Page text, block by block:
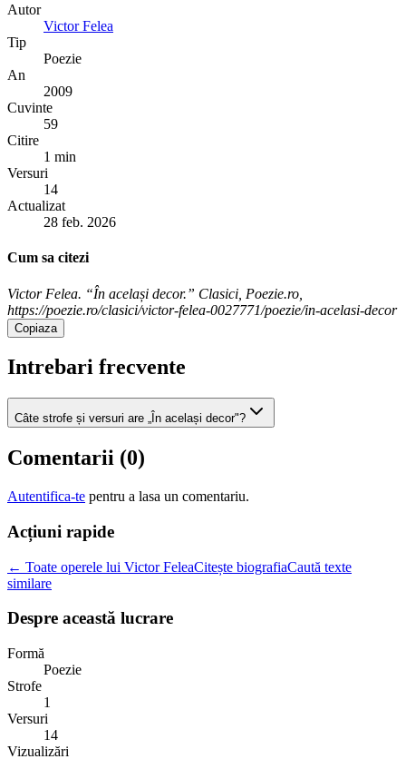
Autor
Victor Felea
Tip
Poezie
An
2009
Cuvinte
59
Citire
1 min
Versuri
14
Actualizat
28 feb. 2026
Cum sa citezi
Victor Felea. “În același decor.” Clasici, Poezie.ro,
https://poezie.ro/clasici/victor-felea-0027771/poezie/in-acelasi-decor
Copiaza
Intrebari frecvente
Câte strofe și versuri are „În același decor"?
Comentarii (0)
Autentifica-te pentru a lasa un comentariu.
Acțiuni rapide
← Toate operele lui Victor FeleaCitește biografiaCaută texte
similare
Despre această lucrare
Formă
Poezie
Strofe
1
Versuri
14
Vizualizări